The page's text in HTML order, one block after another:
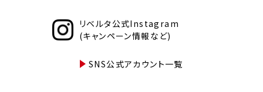
リベルタ公式Instagram
(キャンペーン情報など)
SNS公式アカウント一覧